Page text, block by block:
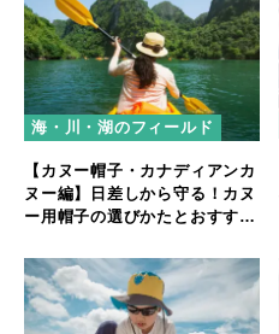
海・川・湖のフィールド
【カヌー帽子・カナディアンカ
ヌー編】日差しから守る！カヌ
ー用帽子の選びかたとおすすめ